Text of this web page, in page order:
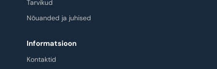
Tarvikud
Nõuanded ja juhised
Informatsioon
Kontaktid